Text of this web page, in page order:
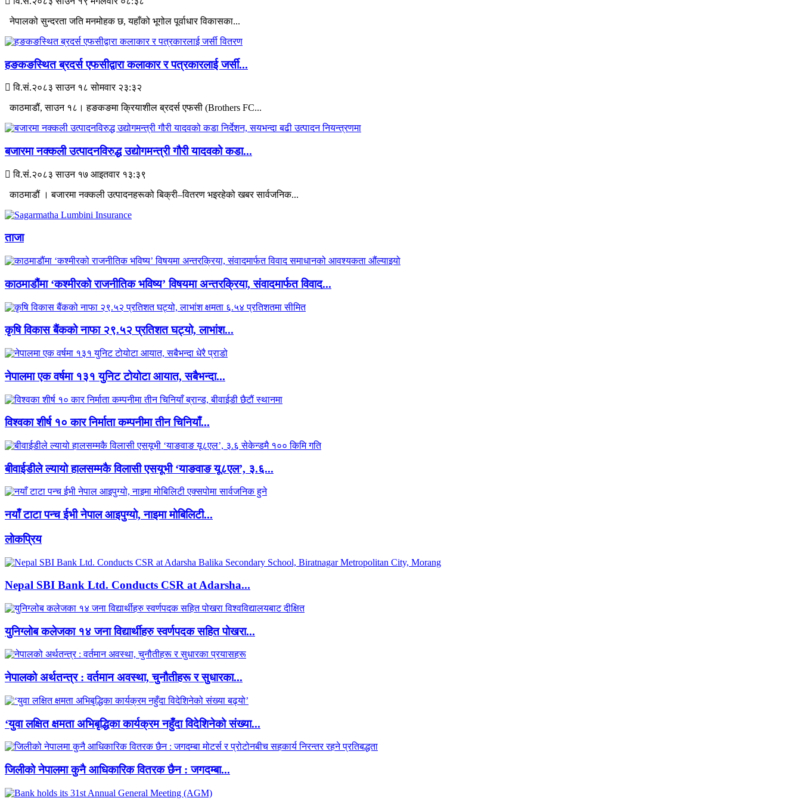
नेपालको सुन्दरता जति मनमोहक छ, यहाँको भूगोल पूर्वाधार विकासका...
हङकङस्थित ब्रदर्स एफसीद्वारा कलाकार र पत्रकारलाई जर्सी...
वि.सं.२०८३ साउन १८ सोमवार २३:३२
काठमाडौं, साउन १८। हङकङमा क्रियाशील ब्रदर्स एफसी (Brothers FC...
बजारमा नक्कली उत्पादनविरुद्ध उद्योगमन्त्री गौरी यादवको कडा...
वि.सं.२०८३ साउन १७ आइतवार १३:३९
काठमाडौं । बजारमा नक्कली उत्पादनहरूको बिक्री–वितरण भइरहेको खबर सार्वजनिक...
ताजा
काठमाडौंमा ‘कश्मीरको राजनीतिक भविष्य’ विषयमा अन्तरक्रिया, संवादमार्फत विवाद...
कृषि विकास बैंकको नाफा २९.५२ प्रतिशत घट्यो, लाभांश...
नेपालमा एक वर्षमा १३१ युनिट टोयोटा आयात, सबैभन्दा...
विश्वका शीर्ष १० कार निर्माता कम्पनीमा तीन चिनियाँ...
बीवाईडीले ल्यायो हालसम्मकै विलासी एसयूभी ‘याङवाङ यू८एल’, ३.६...
नयाँ टाटा पन्च ईभी नेपाल आइपुग्यो, नाइमा मोबिलिटी...
लाेकप्रिय
Nepal SBI Bank Ltd. Conducts CSR at Adarsha...
युनिग्लोब कलेजका १४ जना विद्यार्थीहरु स्वर्णपदक सहित पोखरा...
नेपालको अर्थतन्त्र : वर्तमान अवस्था, चुनौतीहरू र सुधारका...
‘युवा लक्षित क्षमता अभिबृद्धिका कार्यक्रम नहुँदा विदेशिनेको संख्या...
जिलीको नेपालमा कुनै आधिकारिक वितरक छैन : जगदम्बा...